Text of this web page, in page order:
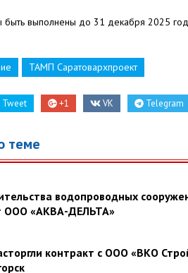
выполнены до 31 декабря 2025
ТАМП Саратовархпроект
Tweet +1 VK Telegram
теме
водопроводных
ООО «АКВА-ДЕЛЬТА»
контракт с ООО «ВКО